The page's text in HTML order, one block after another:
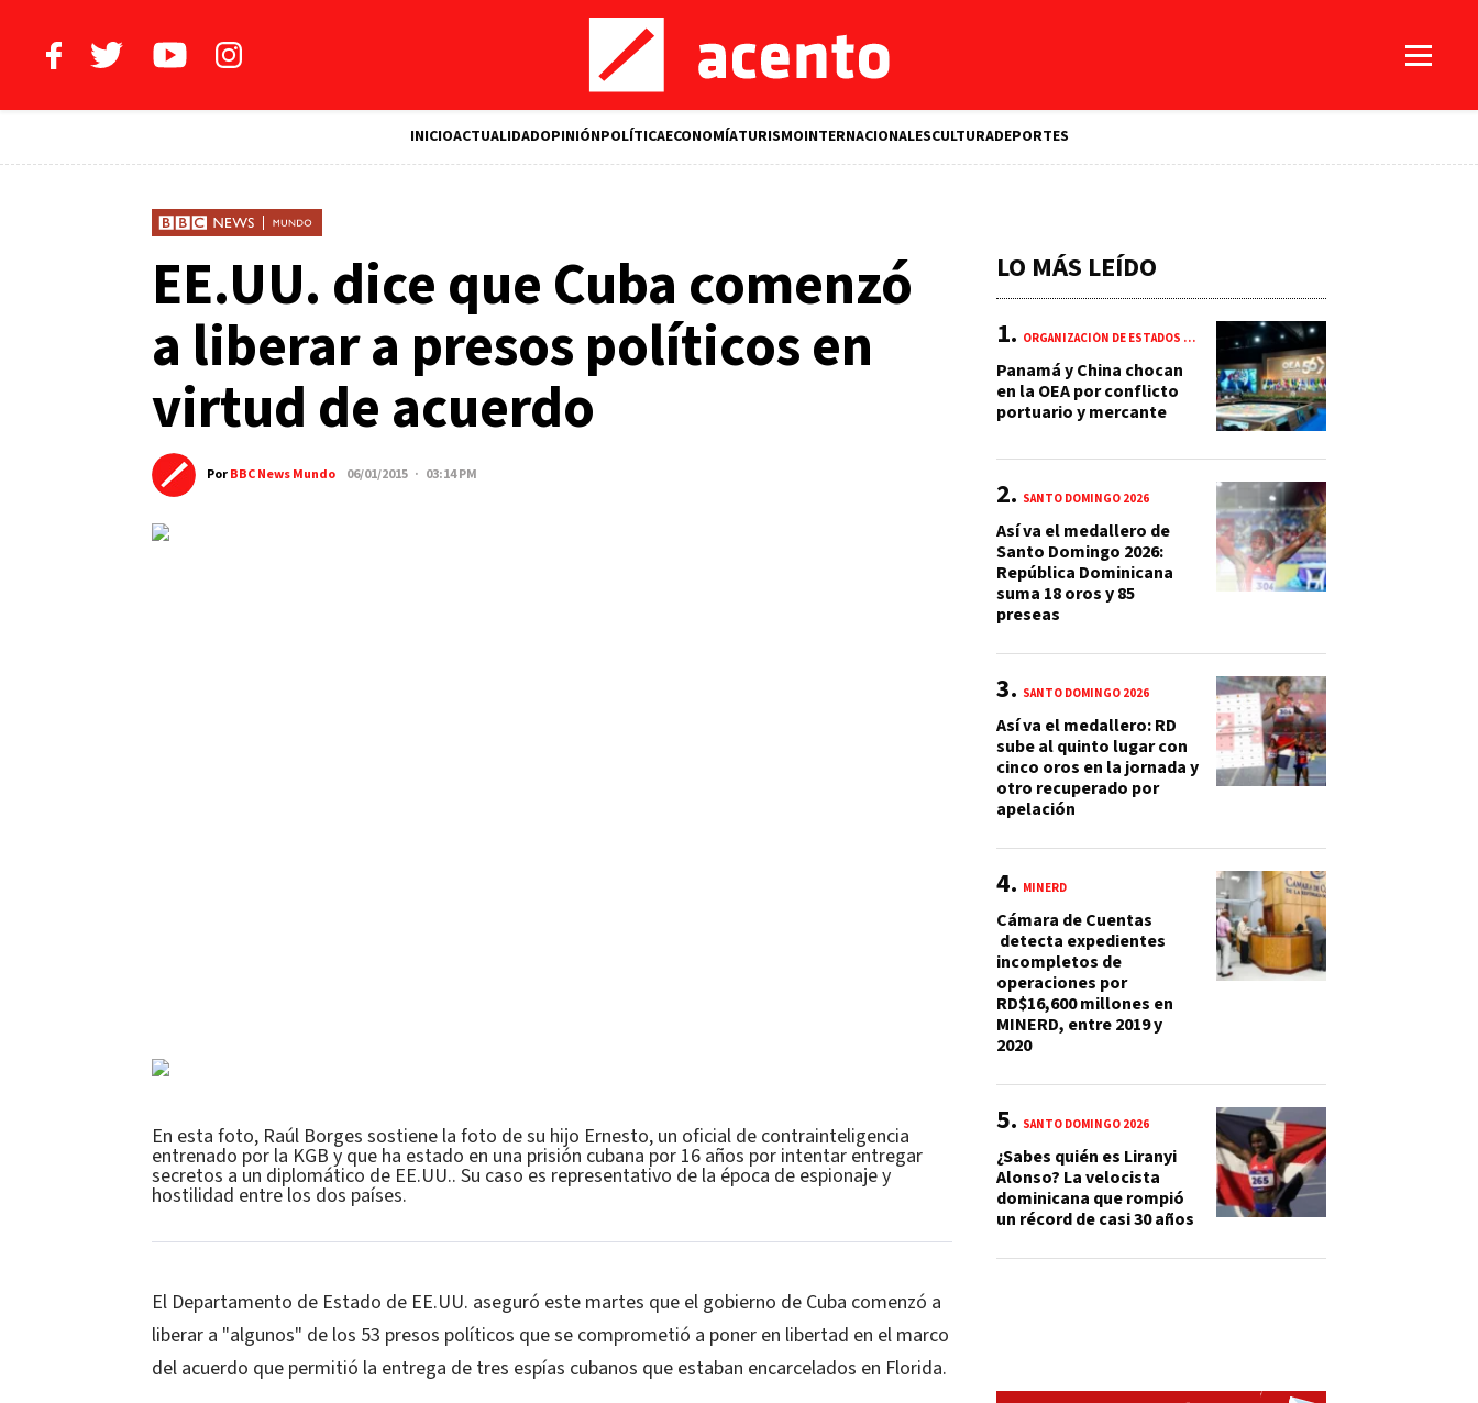
INICIOACTUALIDADOPINIÓNPOLÍTICAECONOMÍATURISMOINTERNACIONALESCULTURADEPORTES
EE.UU. dice que Cuba comenzó
a liberar a presos políticos en
virtud de acuerdo
PorBBC News Mundo 06/01/2015 · 03:14 PM
En esta foto, Raúl Borges sostiene la foto de su hijo Ernesto, un oficial de contrainteligencia
entrenado por la KGB y que ha estado en una prisión cubana por 16 años por intentar entregar
secretos a un diplomático de EE.UU.. Su caso es representativo de la época de espionaje y
hostilidad entre los dos países.
El Departamento de Estado de EE.UU. aseguró este martes que el gobierno de Cuba comenzó a
liberar a "algunos" de los 53 presos políticos que se comprometió a poner en libertad en el marco
del acuerdo que permitió la entrega de tres espías cubanos que estaban encarcelados en Florida.
LO MÁS LEÍDO
ORGANIZACIÓN DE ESTADOS AMERICANOS (OEA)
Panamá y China chocan
en la OEA por conflicto
portuario y mercante
SANTO DOMINGO 2026
Así va el medallero de
Santo Domingo 2026:
República Dominicana
suma 18 oros y 85
preseas
SANTO DOMINGO 2026
Así va el medallero: RD
sube al quinto lugar con
cinco oros en la jornada y
otro recuperado por
apelación
MINERD
Cámara de Cuentas
detecta expedientes
incompletos de
operaciones por
RD$16,600 millones en
MINERD, entre 2019 y
2020
SANTO DOMINGO 2026
¿Sabes quién es Liranyi
Alonso? La velocista
dominicana que rompió
un récord de casi 30 años